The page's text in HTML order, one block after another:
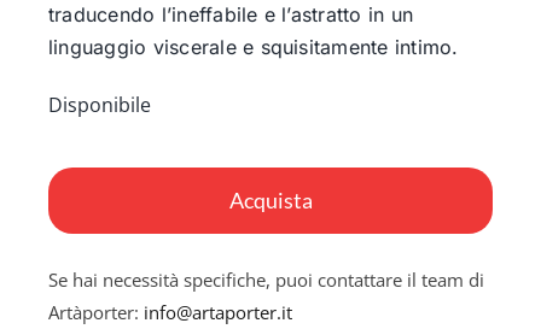
traducendo l’ineffabile e l’astratto in un
linguaggio viscerale e squisitamente intimo.
Disponibile
Acquista
Se hai necessità specifiche, puoi contattare il team di
Artàporter: info@artaporter.it